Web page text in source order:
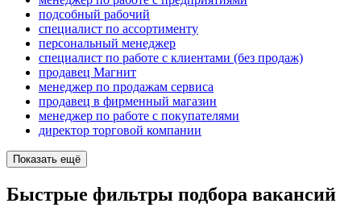
подсобный рабочий
специалист по ассортименту
персональный менеджер
специалист по работе с клиентами (без продаж)
продавец Магнит
менеджер по продажам сервиса
продавец в фирменный магазин
менеджер по работе с покупателями
директор торговой компании
Показать ещё
Быстрые фильтры подбора вакансий